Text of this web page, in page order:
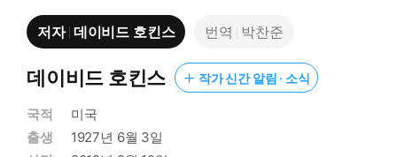
지는 과정을 단계적으로 따라갈 수 있도록 구성되었다. 생전의
던 가르침을 처음으로 텍스트화했다는 의미를 지닌다. 아울러
식 혁명』 이후 그의 사상이 어떻게 심화되고 확장되었는지를
인과관계라는 환상을 넘어, 큰나의 '나'로
저자 데이비드 호킨스 번역 박찬준
데이비드 호킨스 작가 신간 알림 · 소식
국적
미국
출생
1927년 6월 3일